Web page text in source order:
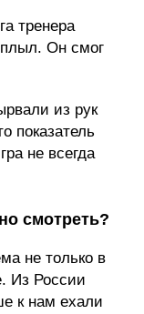
тренера
Он смог
из рук
показатель
не всегда
смотреть?
не только в
Из России
к нам ехали